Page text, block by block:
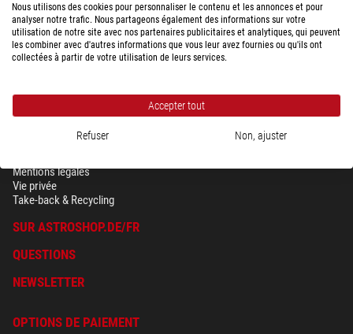
SÉCURITÉ & VIE PRIVÉE
Mentions légales
Vie privée
Take-back & Recycling
SUR ASTROSHOP.DE/FR
QUESTIONS
NEWSLETTER
OPTIONS DE PAIEMENT
Nous utilisons des cookies pour personnaliser le contenu et les annonces et pour
analyser notre trafic. Nous partageons également des informations sur votre
utilisation de notre site avec nos partenaires publicitaires et analytiques, qui peuvent
les combiner avec d'autres informations que vous leur avez fournies ou qu'ils ont
collectées à partir de votre utilisation de leurs services.
Accepter tout
Refuser Non, ajuster